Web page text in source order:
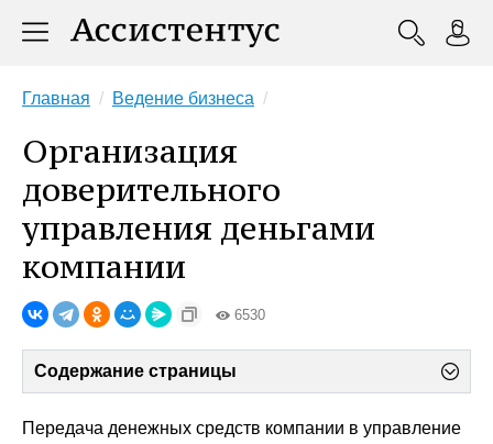
Главная Ведение бизнеса
Организация
доверительного
управления деньгами
компании
6530
Содержание страницы
Передача денежных средств компании в управление